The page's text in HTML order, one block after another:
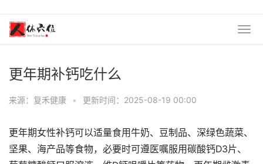
更年期补钙吃什么
来源：复禾健康 • 更新时间：2025-08-19 00:00
更年期女性补钙可以适量食用牛奶、豆制品、深绿色蔬菜、
坚果、海产品等食物，必要时可遵医嘱服用碳酸钙D3片、